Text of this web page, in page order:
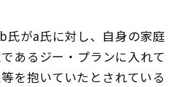
氏がa氏に対し、自身の家庭
あるジー・プランに入れて
を抱いていたとされている